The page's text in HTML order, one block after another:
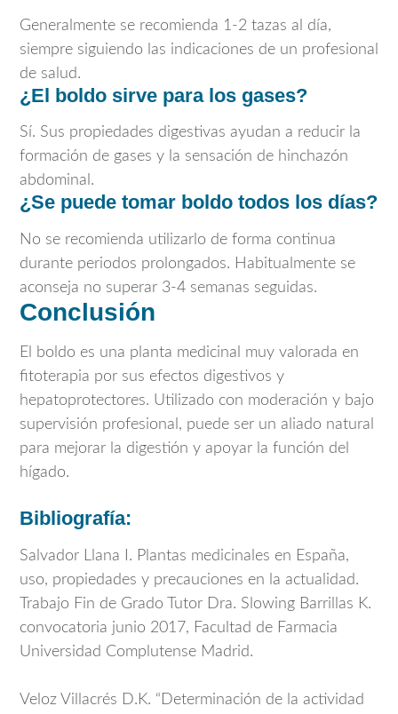
Generalmente se recomienda 1-2 tazas al día,
siempre siguiendo las indicaciones de un profesional
de salud.
¿El boldo sirve para los gases?
Sí. Sus propiedades digestivas ayudan a reducir la
formación de gases y la sensación de hinchazón
abdominal.
¿Se puede tomar boldo todos los días?
No se recomienda utilizarlo de forma continua
durante periodos prolongados. Habitualmente se
aconseja no superar 3-4 semanas seguidas.
Conclusión
El boldo es una planta medicinal muy valorada en
fitoterapia por sus efectos digestivos y
hepatoprotectores. Utilizado con moderación y bajo
supervisión profesional, puede ser un aliado natural
para mejorar la digestión y apoyar la función del
hígado.
Bibliografía:
Salvador Llana I. Plantas medicinales en España,
uso, propiedades y precauciones en la actualidad.
Trabajo Fin de Grado Tutor Dra. Slowing Barrillas K.
convocatoria junio 2017, Facultad de Farmacia
Universidad Complutense Madrid.
Veloz Villacrés D.K. “Determinación de la actividad